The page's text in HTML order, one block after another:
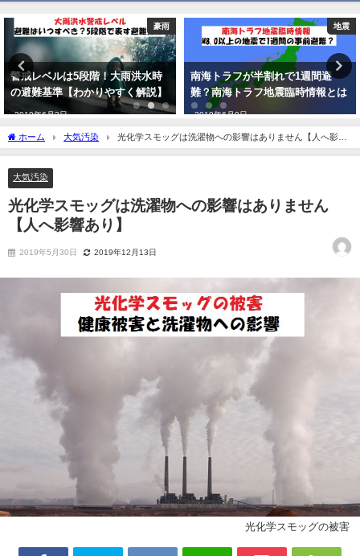
地震
南海トラフが半割れで1週間避
難？南海トラフ地震臨時情報とは
2019年6月9日
防災グッズ
災害時のトイレの問題？最低50回
分を目安として用意しよう
2018年9月16日
ホーム 大気汚染
光化学スモッグは洗濯物への影響はありません【人へ影響
あり】
大気汚染
光化学スモッグは洗濯物への影響はありません
【人へ影響あり】
2019年5月30日 2019年12月13日
光化学スモッグの被害